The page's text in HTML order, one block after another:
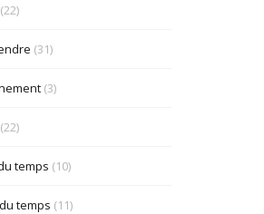
(22)
(31)
(3)
(22)
temps (10)
temps (11)